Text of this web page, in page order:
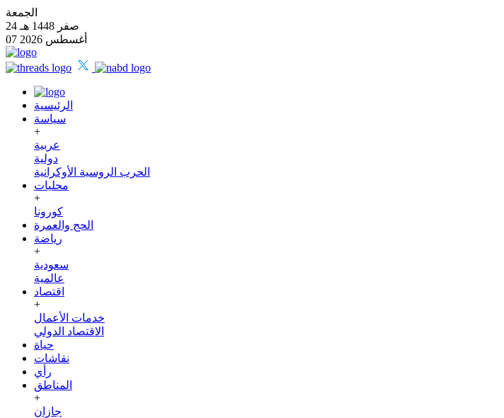
الجمعة
24 صفر 1448 هـ
07 أغسطس 2026
الرئيسية
سياسة
+
عربية
دولية
الحرب الروسية الأوكرانية
محليات
+
كورونا
الحج والعمرة
رياضة
+
سعودية
عالمية
اقتصاد
+
خدمات الأعمال
الاقتصاد الدولي
حياة
نقاشات
رأي
المناطق
+
جازان